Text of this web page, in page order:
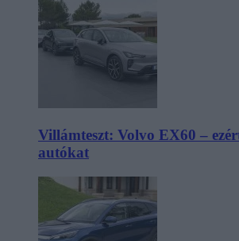
Villámteszt: Volvo EX60 –
autókat